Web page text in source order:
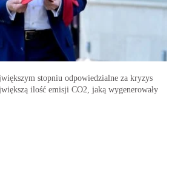
stopniu odpowiedzialne za kryzys
ilość emisji CO2, jaką wygenerowały